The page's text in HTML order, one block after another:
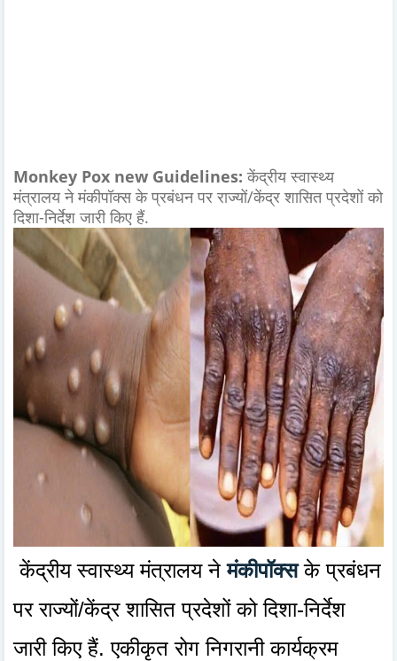
Monkey Pox new Guidelines: केंद्रीय स्वास्थ्य
मंत्रालय ने मंकीपॉक्स के प्रबंधन पर राज्यों/केंद्र शासित प्रदेशों को
दिशा-निर्देश जारी किए हैं.
केंद्रीय स्वास्थ्य मंत्रालय नेमंकीपॉक्सके प्रबंधन
पर राज्यों/केंद्र शासित प्रदेशों को दिशा-निर्देश
जारी किए हैं. एकीकृत रोग निगरानी कार्यक्रम